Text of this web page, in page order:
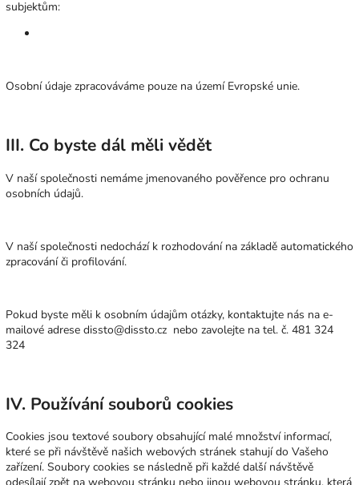
subjektům:
Osobní údaje zpracováváme pouze na území Evropské unie.
III. Co byste dál měli vědět
V naší společnosti nemáme jmenovaného pověřence pro ochranu
osobních údajů.
V naší společnosti nedochází k rozhodování na základě automatického
zpracování či profilování.
Pokud byste měli k osobním údajům otázky, kontaktujte nás na e-
mailové adrese dissto@dissto.cz nebo zavolejte na tel. č. 481 324
324
IV. Používání souborů cookies
Cookies jsou textové soubory obsahující malé množství informací,
které se při návštěvě našich webových stránek stahují do Vašeho
zařízení. Soubory cookies se následně při každé další návštěvě